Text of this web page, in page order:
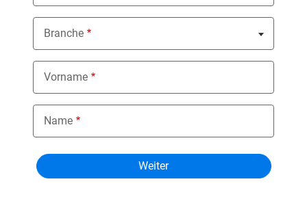
Branche
Nothing selected
Vorname
Name